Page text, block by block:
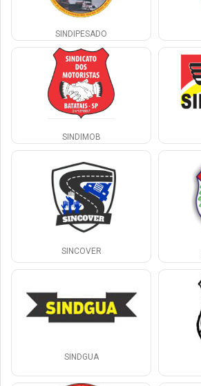
SINDIPESADO
SINDIMOB
SINCOVER
SINDGUA